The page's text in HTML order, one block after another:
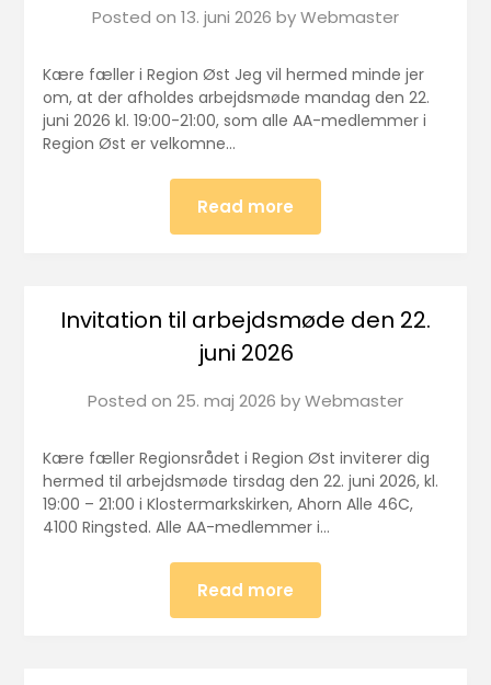
Posted on 13. juni 2026 byWebmaster
Kære fæller i Region Øst Jeg vil hermed minde jer
om, at der afholdes arbejdsmøde mandag den 22.
juni 2026 kl. 19:00-21:00, som alle AA-medlemmer i
Region Øst er velkomne…
Read more
Invitation til arbejdsmøde den 22.
juni 2026
Posted on 25. maj 2026 byWebmaster
Kære fæller Regionsrådet i Region Øst inviterer dig
hermed til arbejdsmøde tirsdag den 22. juni 2026, kl.
19:00 – 21:00 i Klostermarkskirken, Ahorn Alle 46C,
4100 Ringsted. Alle AA-medlemmer i…
Read more